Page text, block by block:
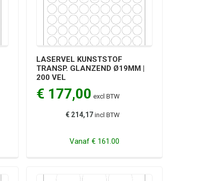
LASERVEL KUNSTSTOF
TRANSP. GLANZEND Ø19MM |
200 VEL
€ 177,00 excl BTW
€ 214,17 incl BTW
Vanaf € 161.00